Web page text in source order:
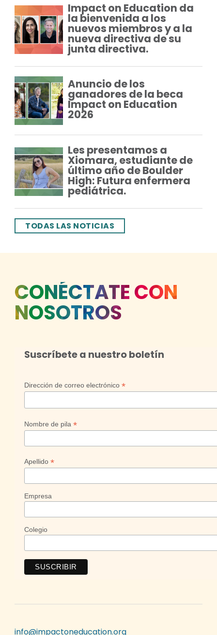
Impact on Education da
la bienvenida a los
nuevos miembros y a la
nueva directiva de su
junta directiva.
Anuncio de los
ganadores de la beca
Impact on Education
2026
Les presentamos a
Xiomara, estudiante de
último año de Boulder
High: Futura enfermera
pediátrica.
TODAS LAS NOTICIAS
CONÉCTATE CON
NOSOTROS
Suscríbete a nuestro boletín
Dirección de correo electrónico *
Nombre de pila *
Apellido *
Empresa
Colegio
info@impactoneducation.org